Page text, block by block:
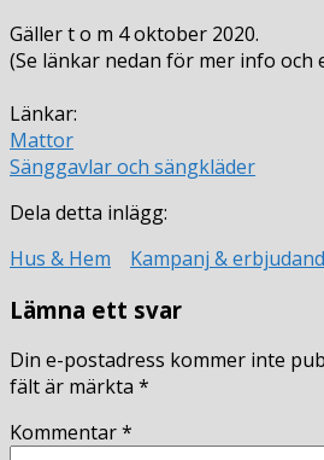
Gäller t o m 4 oktober 2020.
(Se länkar nedan för mer info och
Länkar:
Mattor
Sänggavlar och sängkläder
Dela detta inlägg:
Hus & Hem
Kampanj &
Lämna ett svar
Din e-postadress kommer inte
fält är märkta *
Kommentar*